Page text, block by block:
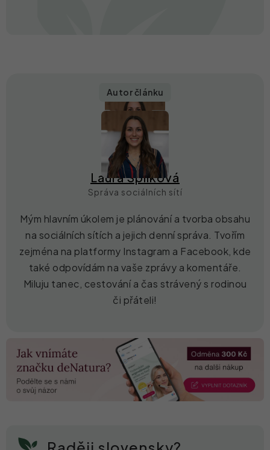
Autor článku
Laura Spilková
Správa sociálních sítí
Mým hlavním úkolem je plánování a tvorba obsahu
na sociálních sítích a jejich denní správa. Tvořím
zejména na platformy Instagram a Facebook, kde
také odpovídám na vaše zprávy a komentáře.
Miluju tanec, cestování a čas strávený s rodinou
či přáteli!